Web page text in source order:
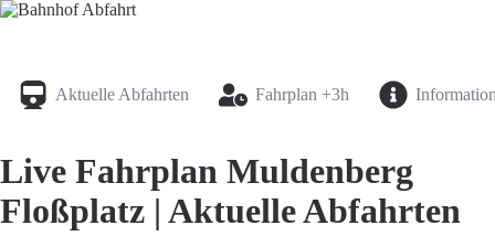
Aktuelle Abfahrten Fahrplan +3h
Live Fahrplan Muldenberg
Floßplatz | Aktuelle Abfahrten